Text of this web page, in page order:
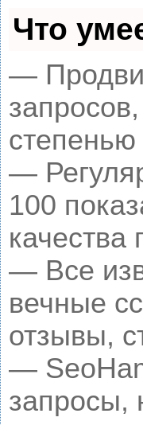
Что
—
—
100
качества
— Все
вечные
отзывы,
—
запросы,